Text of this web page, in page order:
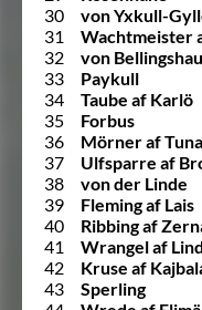
30
von Yxkull-
31
Wachtmeister
32
von
33
Paykull
34
Taube af Karlö
35
Forbus
36
Mörner af Tuna
37
Ulfsparre af
38
von der Linde
39
Fleming af Lais
40
Ribbing af
41
Wrangel af
42
Kruse af
43
Sperling